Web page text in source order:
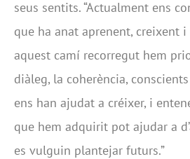
seus sentits. “Actualment ens
que ha anat aprenent, creixent
aquest camí recorregut hem
diàleg, la coherència,
ens han ajudat a créixer, i
que hem adquirit pot ajudar a
es vulguin plantejar futurs.”